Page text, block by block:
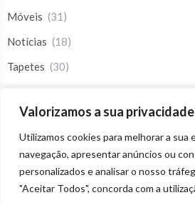
Valorizamos a sua privacidade
Utilizamos cookies para melhorar a sua
navegação, apresentar anúncios ou
personalizados e analisar o nosso
"Aceitar Todos", concorda com a
Móveis (31)
Notícias (18)
Tapetes (30)